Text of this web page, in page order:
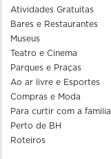
Atividades Gratuitas
Bares e Restaurantes
Museus
Teatro e Cinema
Parques e Praças
Ao ar livre e Esportes
Compras e Moda
Para curtir com a familia
Perto de BH
Roteiros